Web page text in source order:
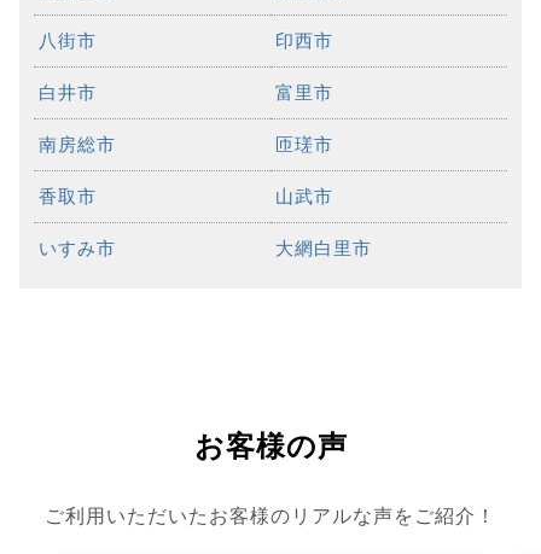
八街市 印西市
白井市 富里市
南房総市 匝瑳市
香取市 山武市
いすみ市 大網白里市
お客様の声
ご利用いただいたお客様のリアルな声をご紹介！